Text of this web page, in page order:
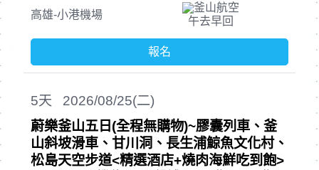
高雄-小港機場
釜山航空
午去早回
報名
2026/08/25(二)
5天
蔚樂釜山五日(全程無購物)~膠囊列車、釜
山斜坡滑車、甘川洞、長生浦鯨魚文化村、
松島天空步道<精選酒店+燒肉海鮮吃到飽>